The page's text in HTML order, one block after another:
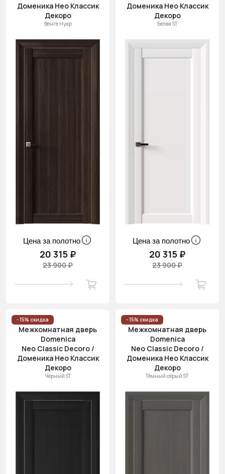
Доменика Нео Классик
Декоро
Венге Нуар
Цена за полотно
20 315 ₽
23 900 ₽
Доменика Нео Классик
Декоро
Белая ST
Цена за полотно
20 315 ₽
23 900 ₽
- 15% скидка
Межкомнатная дверь
Domenica
Neo Classic Decoro /
Доменика Нео Классик
Декоро
Чёрный ST
- 15% скидка
Межкомнатная дверь
Domenica
Neo Classic Decoro /
Доменика Нео Классик
Декоро
Тёмный серый ST